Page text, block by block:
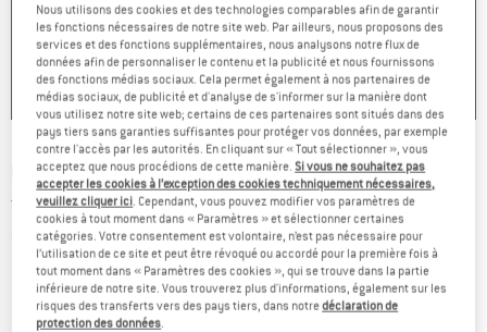
1
)
65,97 €
5,0( 1)
5,0(3)
ODLO -Women's Ascent Tights - Pantalon de
trekking
(0)
Nous utilisons des cookies et des technologies comparables afin de garantir
les fonctions nécessaires de notre site web. Par ailleurs, nous proposons des
services et des fonctions supplémentaires, nous analysons notre flux de
données afin de personnaliser le contenu et la publicité et nous fournissons
des fonctions médias sociaux. Cela permet également à nos partenaires de
médias sociaux, de publicité et d'analyse de s'informer sur la manière dont
vous utilisez notre site web; certains de ces partenaires sont situés dans des
pays tiers sans garanties suffisantes pour protéger vos données, par exemple
contre l'accès par les autorités. En cliquant sur « Tout sélectionner », vous
acceptez que nous procédions de cette manière.Si vous ne souhaitez pas
accepter les cookies à l’exception des cookies techniquement nécessaires,
veuillez cliquer ici. Cependant, vous pouvez modifier vos paramètres de
cookies à tout moment dans « Paramètres » et sélectionner certaines
catégories. Votre consentement est volontaire, n’est pas nécessaire pour
l’utilisation de ce site et peut être révoqué ou accordé pour la première fois à
tout moment dans « Paramètres des cookies », qui se trouve dans la partie
inférieure de notre site. Vous trouverez plus d'informations, également sur les
risques des transferts vers des pays tiers, dans notredéclaration de
protection des données.